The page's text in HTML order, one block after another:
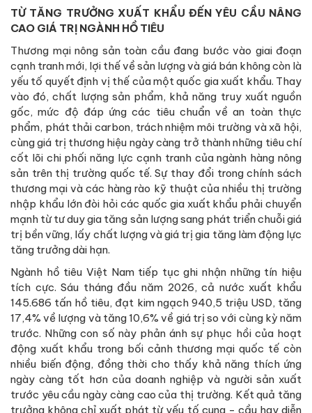
TỪ TĂNG TRƯỞNG XUẤT KHẨU ĐẾN YÊU CẦU NÂNG
CAO GIÁ TRỊ NGÀNH HỒ TIÊU
Thương mại nông sản toàn cầu đang bước vào giai đoạn
cạnh tranh mới, lợi thế về sản lượng và giá bán không còn là
yếu tố quyết định vị thế của một quốc gia xuất khẩu. Thay
vào đó, chất lượng sản phẩm, khả năng truy xuất nguồn
gốc, mức độ đáp ứng các tiêu chuẩn về an toàn thực
phẩm, phát thải carbon, trách nhiệm môi trường và xã hội,
cùng giá trị thương hiệu ngày càng trở thành những tiêu chí
cốt lõi chi phối năng lực cạnh tranh của ngành hàng nông
sản trên thị trường quốc tế. Sự thay đổi trong chính sách
thương mại và các hàng rào kỹ thuật của nhiều thị trường
nhập khẩu lớn đòi hỏi các quốc gia xuất khẩu phải chuyển
mạnh từ tư duy gia tăng sản lượng sang phát triển chuỗi giá
trị bền vững, lấy chất lượng và giá trị gia tăng làm động lực
tăng trưởng dài hạn.
Ngành hồ tiêu Việt Nam tiếp tục ghi nhận những tín hiệu
tích cực. Sáu tháng đầu năm 2026, cả nước xuất khẩu
145.686 tấn hồ tiêu, đạt kim ngạch 940,5 triệu USD, tăng
17,4% về lượng và tăng 10,6% về giá trị so với cùng kỳ năm
trước. Những con số này phản ánh sự phục hồi của hoạt
động xuất khẩu trong bối cảnh thương mại quốc tế còn
nhiều biến động, đồng thời cho thấy khả năng thích ứng
ngày càng tốt hơn của doanh nghiệp và người sản xuất
trước yêu cầu ngày càng cao của thị trường. Kết quả tăng
trưởng không chỉ xuất phát từ yếu tố cung - cầu hay diễn